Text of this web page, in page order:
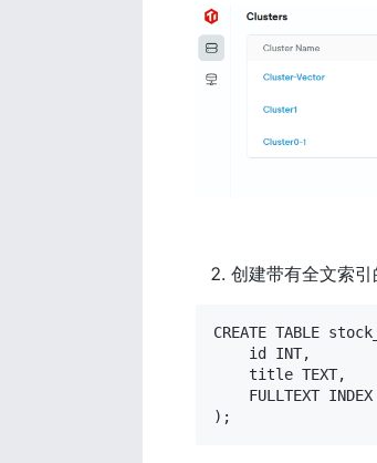
创建带有全文索引
CREATE TABLE
    id INT,
    title TEXT,
FULLTEXT INDEX
);